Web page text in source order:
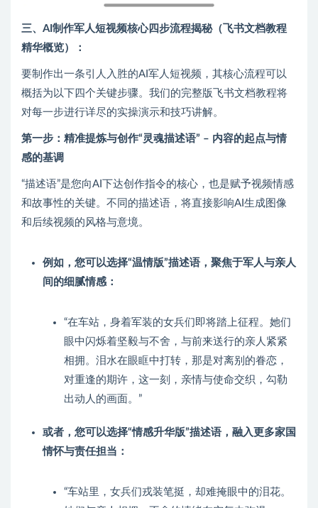
三、AI制作军人短视频核心四步流程揭秘（飞书文档教程
精华概览）：
要制作出一条引人入胜的AI军人短视频，其核心流程可以
概括为以下四个关键步骤。我们的完整版飞书文档教程将
对每一步进行详尽的实操演示和技巧讲解。
第一步：精准提炼与创作“灵魂描述语” – 内容的起点与情
感的基调
“描述语”是您向AI下达创作指令的核心，也是赋予视频情感
和故事性的关键。不同的描述语，将直接影响AI生成图像
和后续视频的风格与意境。
例如，您可以选择“温情版”描述语，聚焦于军人与亲人
间的细腻情感：
“在车站，身着军装的女兵们即将踏上征程。她们
眼中闪烁着坚毅与不舍，与前来送行的亲人紧紧
相拥。泪水在眼眶中打转，那是对离别的眷恋，
对重逢的期许，这一刻，亲情与使命交织，勾勒
出动人的画面。”
或者，您可以选择“情感升华版”描述语，融入更多家国
情怀与责任担当：
“车站里，女兵们戎装笔挺，却难掩眼中的泪花。